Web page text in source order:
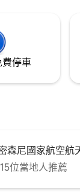
停車
森尼國家航空航
位當地人推薦